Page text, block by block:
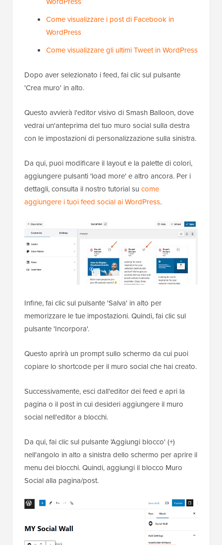
Come visualizzare i post di Facebook in
WordPress
Come visualizzare gli ultimi Tweet in WordPress
Dopo aver selezionato i feed, fai clic sul pulsante
'Crea muro' in alto.
Questo avvierà l'editor visivo di Smash Balloon, dove
vedrai un'anteprima del tuo muro social sulla destra
con le impostazioni di personalizzazione sulla sinistra.
Da qui, puoi modificare il layout e la palette di colori,
aggiungere pulsanti 'load more' e altro ancora. Per i
dettagli, consulta il nostro tutorial su come
aggiungere i tuoi feed social ai WordPress.
Infine, fai clic sul pulsante 'Salva' in alto per
memorizzare le tue impostazioni. Quindi, fai clic sul
pulsante 'Incorpora'.
Questo aprirà un prompt sullo schermo da cui puoi
copiare lo shortcode per il muro social che hai creato.
Successivamente, esci dall'editor dei feed e apri la
pagina o il post in cui desideri aggiungere il muro
social nell'editor a blocchi.
Da qui, fai clic sul pulsante 'Aggiungi blocco' (+)
nell'angolo in alto a sinistra dello schermo per aprire il
menu dei blocchi. Quindi, aggiungi il blocco Muro
Social alla pagina/post.